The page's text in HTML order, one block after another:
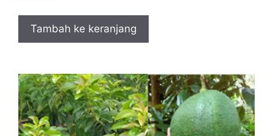
Tambah ke keranjang